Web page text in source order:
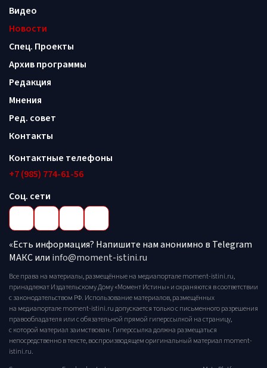
Видео
Новости
Спец. Проекты
Архив программы
Редакция
Мнения
Ред. совет
Контакты
Контактные телефоны
+7 (985) 774-61-56
Соц. сети
«Есть информация? Напишите нам анонимно в Telegram
МАКС или info@moment-istini.ru
Все права на материалы, размещённые на медиапортале moment-istini.ru,
принадлежат Издательскому Дому «Момент Истины» и охраняются в соответствии
с законодательством РФ. Использование материалов, размещённых
на медиапортале moment-istini.ru допускается только с письменного разрешения
правообладателя или с обязательной прямой гиперссылкой на страницу,
с которой материал заимствован. Гиперссылка должна размещаться
непосредственно в тексте, воспроизводящем оригинальный материал moment-
istini.ru.